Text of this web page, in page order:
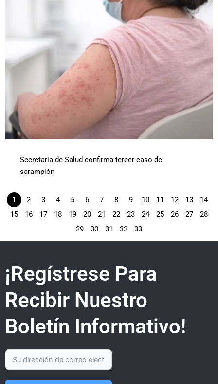
Secretaria de Salud confirma tercer caso de
sarampión
1 2 3 4 5 6 7 8 9 10 11 12 13
14
15
16 17 18 19 20 21 22 23 24 25 26 27
28
29
30 31 32 33
¡Regístrese Para
Recibir Nuestro
Boletín Informativo!